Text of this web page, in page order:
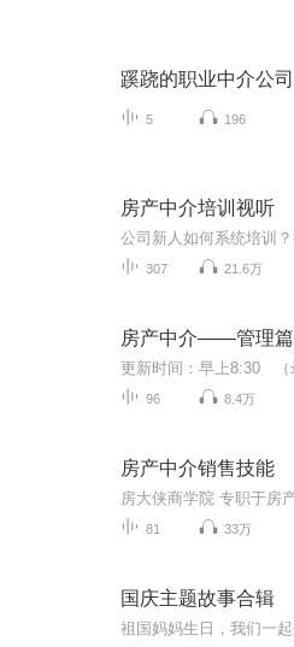
蹊跷的职业中介公司
5 196
房产中介培训视听
307 21.6万
房产中介——管理篇
96 8.4万
房产中介销售技能
81 33万
国庆主题故事合辑